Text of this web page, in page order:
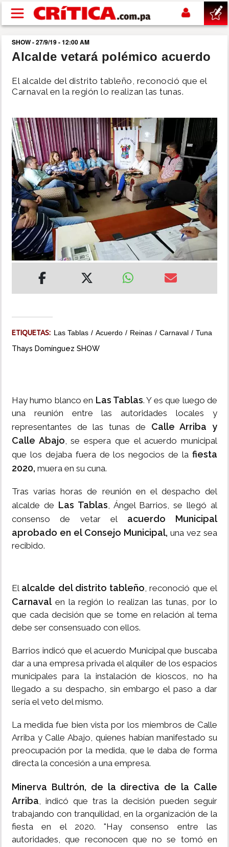
Pasar al contenido principal
buscar
POLÍTICA
SHOW
DEPORTES
MUNDO
INSÓLITAS
MULTIMEDIA
SHOW - 27/9/19 - 12:00 AM
Alcalde vetará polémico acuerdo
El alcalde del distrito tableño, reconoció que el
Carnaval en la región lo realizan las tunas.
ETIQUETAS: Las Tablas Acuerdo Reinas Carnaval Tuna
Thays Domínguez SHOW
Hay humo blanco en Las Tablas. Y es que luego de
una reunión entre las autoridades locales y
representantes de las tunas de Calle Arriba y
Calle Abajo, se espera que el acuerdo municipal
que los dejaba fuera de los negocios de la fiesta
2020, muera en su cuna.
Tras varias horas de reunión en el despacho del
alcalde de Las Tablas, Ángel Barrios, se llegó al
consenso de vetar el acuerdo Municipal
aprobado en el Consejo Municipal, una vez sea
recibido.
El alcalde del distrito tableño, reconoció que el
Carnavalen la región lo realizan las tunas, por lo
que cada decisión que se tome en relación al tema
debe ser consensuado con ellos.
Barrios indicó que el acuerdo Municipal que buscaba
dar a una empresa privada el alquiler de los espacios
municipales para la instalación de kioscos, no ha
llegado a su despacho, sin embargo el paso a dar
sería el veto del mismo.
La medida fue bien vista por los miembros de Calle
Arriba y Calle Abajo, quienes habían manifestado su
preocupación por la medida, que le daba de forma
directa la concesión a una empresa.
Minerva Bultrón, de la directiva de la Calle
Arriba, indicó que tras la decisión pueden seguir
trabajando con tranquilidad, en la organización de la
fiesta en el 2020. "Hay consenso entre las
autoridades, que reconocen que no se tomó en